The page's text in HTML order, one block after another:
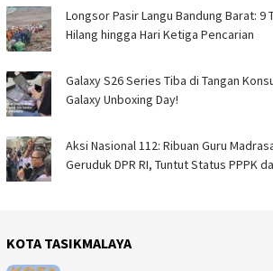
Longsor Pasir Langu Bandung Barat: 9
Hilang hingga Hari Ketiga Pencarian
Galaxy S26 Series Tiba di Tangan
Galaxy Unboxing Day!
Aksi Nasional 112: Ribuan Guru
Geruduk DPR RI, Tuntut Status PPPK
KOTA TASIKMALAYA